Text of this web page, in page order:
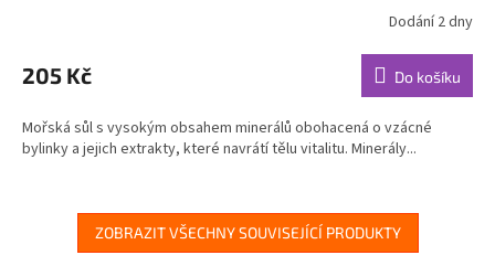
produktu
je
z
5
Dodání 2 dny
205 Kč Do košíku
Mořská sůl s vysokým obsahem minerálů obohacená o vzácné
bylinky a jejich extrakty, které navrátí tělu vitalitu. Minerály...
ZOBRAZIT VŠECHNY SOUVISEJÍCÍ PRODUKTY